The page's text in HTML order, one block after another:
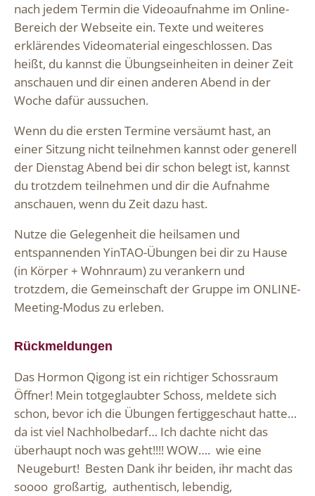
nach jedem Termin die Videoaufnahme im Online-
Bereich der Webseite ein. Texte und weiteres
erklärendes Videomaterial eingeschlossen. Das
heißt, du kannst die Übungseinheiten in deiner Zeit
anschauen und dir einen anderen Abend in der
Woche dafür aussuchen.
Wenn du die ersten Termine versäumt hast, an
einer Sitzung nicht teilnehmen kannst oder generell
der Dienstag Abend bei dir schon belegt ist, kannst
du trotzdem teilnehmen und dir die Aufnahme
anschauen, wenn du Zeit dazu hast.
Nutze die Gelegenheit die heilsamen und
entspannenden YinTAO-Übungen bei dir zu Hause
(in Körper + Wohnraum) zu verankern und
trotzdem, die Gemeinschaft der Gruppe im ONLINE-
Meeting-Modus zu erleben.
Rückmeldungen
Das Hormon Qigong ist ein richtiger Schossraum
Öffner! Mein totgeglaubter Schoss, meldete sich
schon, bevor ich die Übungen fertiggeschaut hatte…
da ist viel Nachholbedarf… Ich dachte nicht das
überhaupt noch was geht!!!! WOW…. wie eine
Neugeburt! Besten Dank ihr beiden, ihr macht das
soooo großartig, authentisch, lebendig,